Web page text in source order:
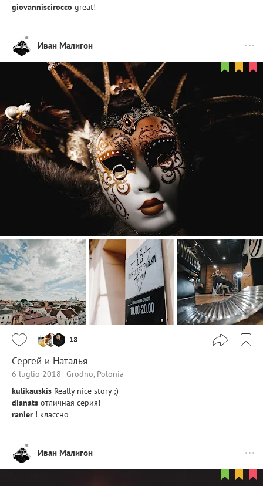
giovanniscirocco great!
Иван Малигон
18
Сергей и Наталья
6 luglio 2018 Grodno, Polonia
kulikauskis Really nice story ;)
dianats отличная серия!
ranier ! классно
Иван Малигон